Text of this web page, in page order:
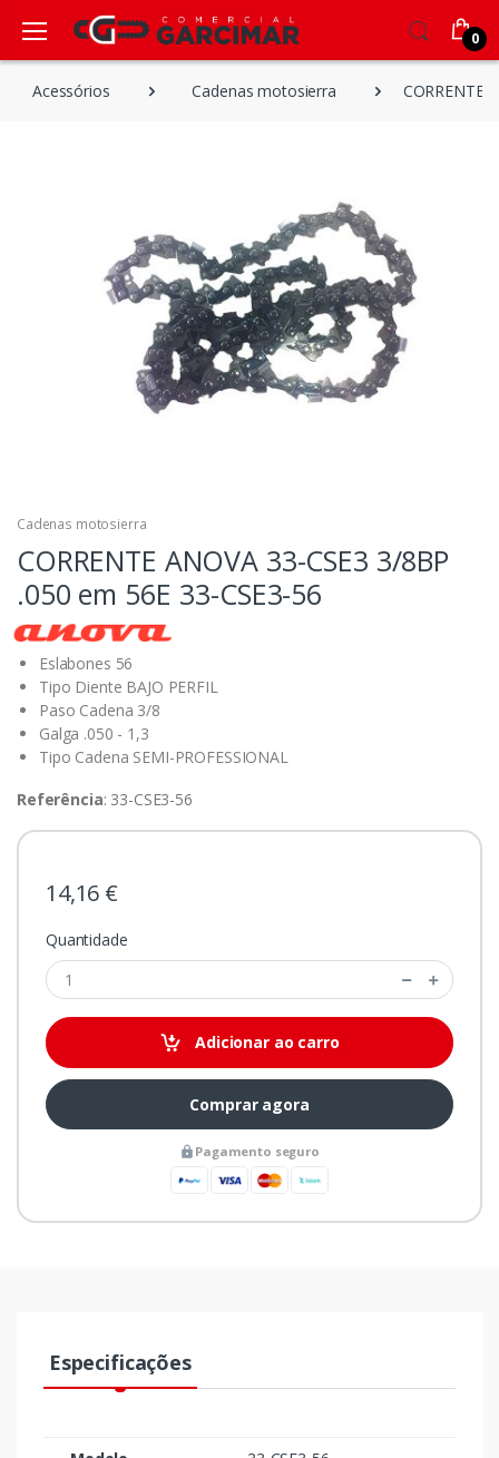
0
Acessórios Cadenas motosierra CORRENTE
Cadenas motosierra
CORRENTE ANOVA 33-CSE3 3/8BP
.050 em 56E 33-CSE3-56
Eslabones 56
Tipo Diente BAJO PERFIL
Paso Cadena 3/8
Galga .050 - 1,3
Tipo Cadena SEMI-PROFESSIONAL
Referência: 33-CSE3-56
14,16 €
Quantidade
Adicionar ao carro
Comprar agora
Pagamento seguro
Especificações